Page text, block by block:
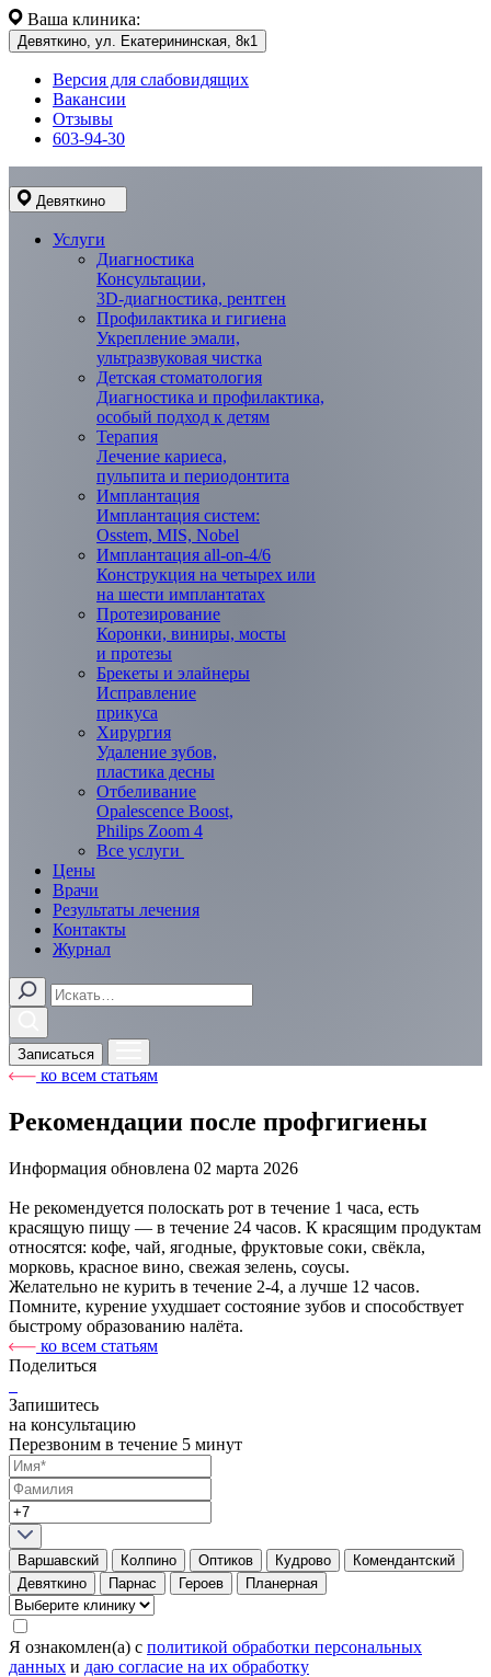
Ваша клиника:
Девяткино, ул. Екатерининская, 8к1
Версия для слабовидящих
Вакансии
Отзывы
603-94-30
Девяткино
Услуги
Диагностика
Консультации,
3D-диагностика, рентген
Профилактика и гигиена
Укрепление эмали,
ультразвуковая чистка
Детская стоматология
Диагностика и профилактика,
особый подход к детям
Терапия
Лечение кариеса,
пульпита и периодонтита
Имплантация
Имплантация систем:
Osstem, MIS, Nobel
Имплантация all-on-4/6
Конструкция на четырех или
на шести имплантатах
Протезирование
Коронки, виниры, мосты
и протезы
Брекеты и элaйнеры
Исправление
прикуса
Хирургия
Удаление зубов,
пластика десны
Отбеливание
Opalescence Boost,
Philips Zoom 4
Все услуги
Цены
Врачи
Результаты лечения
Контакты
Журнал
Записаться
ко всем статьям
Рекомендации после профгигиены
Информация обновлена 02 марта 2026
Не рекомендуется полоскать рот в течение 1 часа, есть
красящую пищу — в течение 24 часов. К красящим продуктам
относятся: кофе, чай, ягодные, фруктовые соки, свёкла,
морковь, красное вино, свежая зелень, соусы.
Желательно не курить в течение 2-4, а лучше 12 часов.
Помните, курение ухудшает состояние зубов и способствует
быстрому образованию налёта.
ко всем статьям
Поделиться
Запишитесь
на консультацию
Перезвоним в течение 5 минут
Варшавский Колпино Оптиков Кудрово
Комендантский
Девяткино
Парнас Героев Планерная
Я ознакомлен(а) с политикой обработки персональных
данных и даю согласие на их обработку